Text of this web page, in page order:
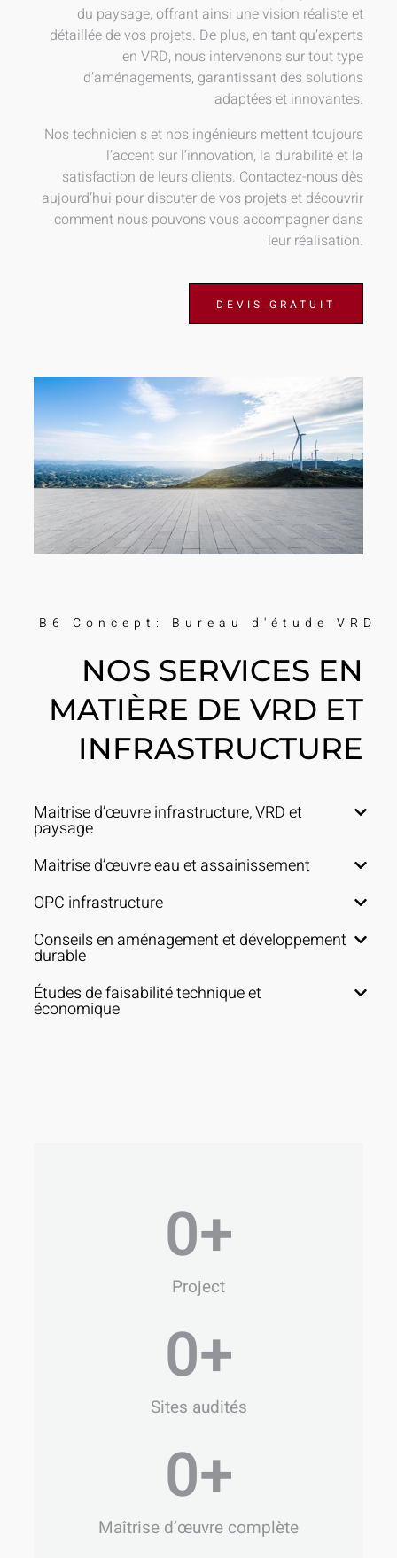
du paysage, offrant ainsi une vision réaliste et
détaillée de vos projets. De plus, en tant qu’experts
en VRD, nous intervenons sur tout type
d’aménagements, garantissant des solutions
adaptées et innovantes.
Nos technicien s et nos ingénieurs mettent toujours
l’accent sur l’innovation, la durabilité et la
satisfaction de leurs clients. Contactez-nous dès
aujourd’hui pour discuter de vos projets et découvrir
comment nous pouvons vous accompagner dans
leur réalisation.
DEVIS GRATUIT
B6 Concept: Bureau d'étude VRD
NOS SERVICES EN
MATIÈRE DE VRD ET
INFRASTRUCTURE
Maitrise d’œuvre infrastructure, VRD et
paysage
Maitrise d’œuvre eau et assainissement
OPC infrastructure
Conseils en aménagement et développement
durable
Études de faisabilité technique et
économique
Project
0+
Sites audités
0+
Maîtrise d’œuvre complète
0+